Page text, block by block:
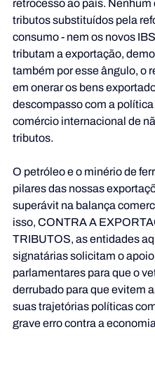
retrocesso ao país. Nenhum
tributos substituídos pela
consumo - nem os novos
tributam a exportação,
também por esse ângulo, o
em onerar os bens
descompasso com a política
comércio internacional de
tributos.
O petróleo e o minério de
pilares das nossas
superávit na balança
isso, CONTRA A
TRIBUTOS, as entidades
signatárias solicitam o
parlamentares para que o
derrubado para que evitem
suas trajetórias políticas
grave erro contra a